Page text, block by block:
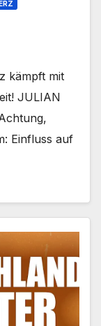
kämpft mit
JULIAN
Einfluss auf